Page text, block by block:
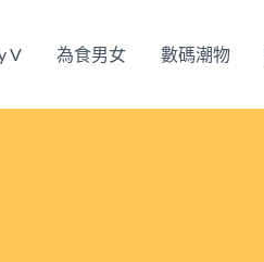
V 為食男女 數碼潮物